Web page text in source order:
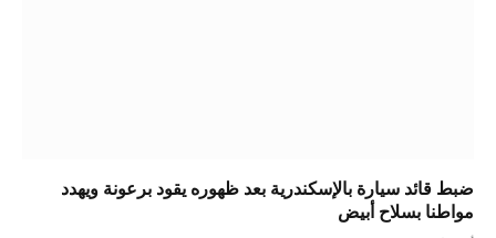
ضبط قائد سيارة بالإسكندرية بعد ظهوره يقود برعونة ويهدد
مواطنا بسلاح أبيض